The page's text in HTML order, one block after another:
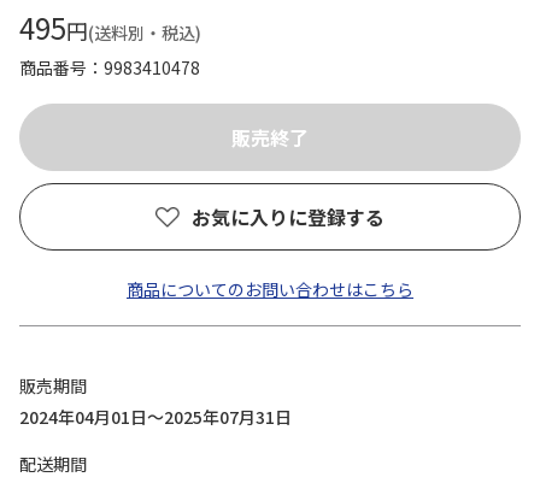
495円(送料別・税込)
商品番号
9983410478
お気に入りに登録する
商品についてのお問い合わせはこちら
販売期間
2024年04月01日～2025年07月31日
配送期間